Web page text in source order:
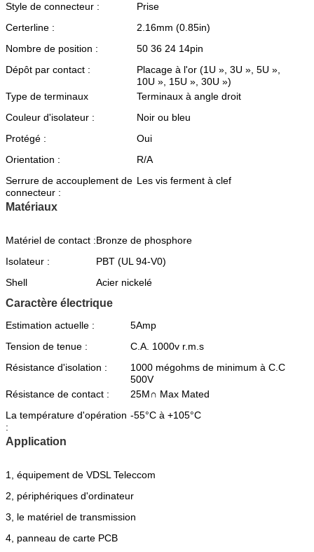
Style de connecteur :
Prise
Certerline :
2.16mm (0.85in)
Nombre de position :
50 36 24 14pin
Dépôt par contact :
Placage à l'or (1U », 3U », 5U »,
10U », 15U », 30U »)
Type de terminaux
Terminaux à angle droit
Couleur d'isolateur :
Noir ou bleu
Protégé :
Oui
Orientation :
R/A
Serrure de accouplement de
connecteur :
Les vis ferment à clef
Matériaux
Matériel de contact :Bronze de phosphore
Isolateur :
PBT (UL 94-V0)
Shell
Acier nickelé
Caractère électrique
Estimation actuelle :
5Amp
Tension de tenue :
C.A. 1000v r.m.s
Résistance d'isolation :
1000 mégohms de minimum à C.C
500V
Résistance de contact :
25M∩ Max Mated
La température d'opération
:
-55°C à +105°C
Application
1, équipement de VDSL Teleccom
2, périphériques d'ordinateur
3, le matériel de transmission
4, panneau de carte PCB